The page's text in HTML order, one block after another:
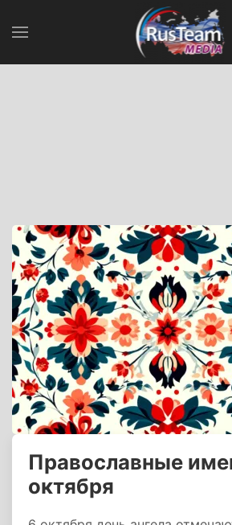
Православные
октября